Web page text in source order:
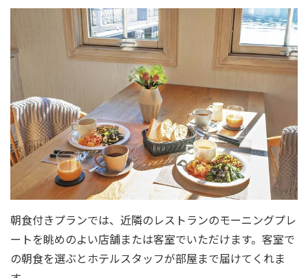
朝食付きプランでは、近隣のレストランのモーニングプレ
ートを眺めのよい店舗または客室でいただけます。客室で
の朝食を選ぶとホテルスタッフが部屋まで届けてくれま